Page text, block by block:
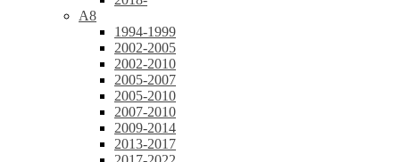
A8
1994-1999
2002-2005
2002-2010
2005-2007
2005-2010
2007-2010
2009-2014
2013-2017